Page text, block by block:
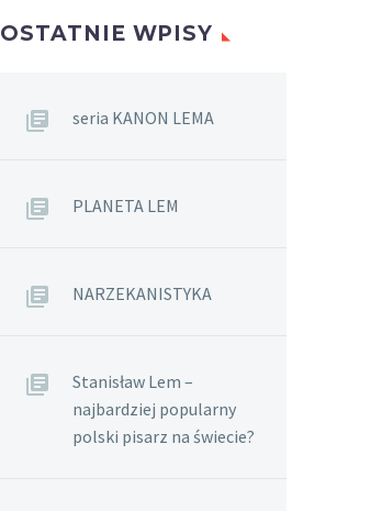
OSTATNIE WPISY
seria KANON LEMA
PLANETA LEM
NARZEKANISTYKA
Stanisław Lem –
najbardziej popularny
polski pisarz na świecie?